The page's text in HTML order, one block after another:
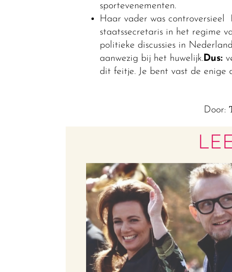
sportevenementen.
Haar vader was
staatssecretaris in het regime
politieke discussies in
aanwezig bij het huwelijk.Dus:
dit feitje. Je bent vast de enige
Door: